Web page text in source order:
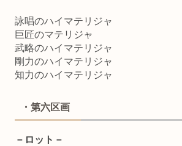
詠唱のハイマテリジャ
巨匠のマテリジャ
武略のハイマテリジャ
剛力のハイマテリジャ
知力のハイマテリジャ
・第六区画
－ロット－